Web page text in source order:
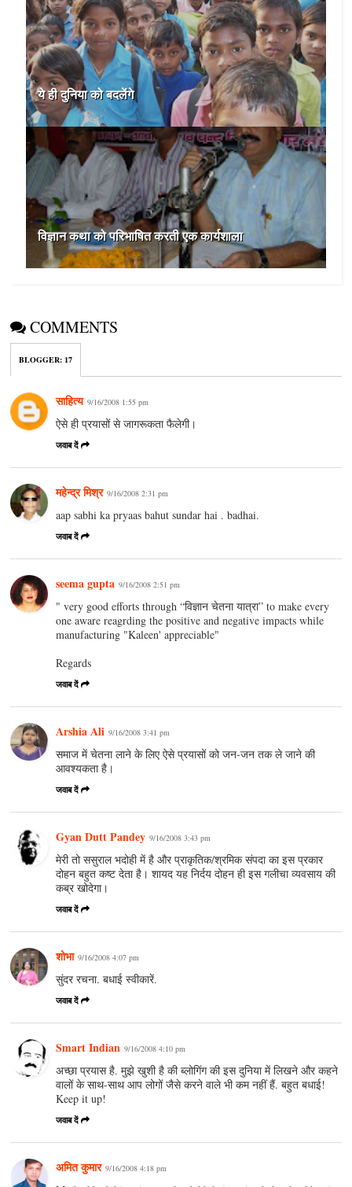
ये ही दुनिया को बदलेंगे
विज्ञान कथा को परिभाषित करती एक कार्यशाला
COMMENTS
BLOGGER:17
साहित्य 9/16/2008 1:55 pm
ऐसे ही प्रयासों से जागरूकता फैलेगी।
जवाब दें
महेन्द्र मिश्र 9/16/2008 2:31 pm
aap sabhi ka pryaas bahut sundar hai . badhai.
जवाब दें
seema gupta 9/16/2008 2:51 pm
" very good efforts through “विज्ञान चेतना यात्रा” to make every
one aware reagrding the positive and negative impacts while
manufacturing "Kaleen' appreciable"
Regards
जवाब दें
Arshia Ali 9/16/2008 3:41 pm
समाज में चेतना लाने के लिए ऐसे प्रयासों को जन-जन तक ले जाने की
आवश्यकता है।
जवाब दें
Gyan Dutt Pandey 9/16/2008 3:43 pm
मेरी तो ससुराल भदोही में है और प्राकृतिक/श्रमिक संपदा का इस प्रकार
दोहन बहुत कष्ट देता है। शायद यह निर्दय दोहन ही इस गलीचा व्यवसाय की
कब्र खोदेगा।
जवाब दें
शोभा 9/16/2008 4:07 pm
सुंदर रचना. बधाई स्वीकारें.
जवाब दें
Smart Indian 9/16/2008 4:10 pm
अच्छा प्रयास है. मुझे खुशी है की ब्लोगिंग की इस दुनिया में लिखने और कहने
वालों के साथ-साथ आप लोगों जैसे करने वाले भी कम नहीं हैं. बहुत बधाई!
Keep it up!
जवाब दें
अमित कुमार 9/16/2008 4:18 pm